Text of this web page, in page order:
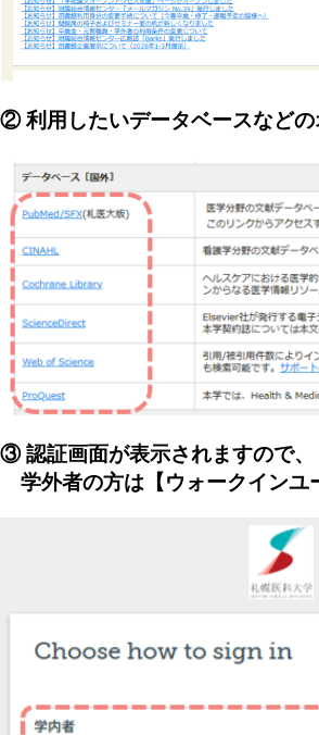
② 利用したいデータベースなどの
③ 認証画面が表示されますので、
学外者の方は【ウォークインユ